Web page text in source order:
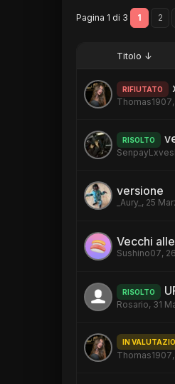
Pagina 1 di 3 1 2
Titolo ↓
RIFIUTATO
Thomas1907,
RISOLTO
versione
_Aury_ , 25
Vecchi
Sushino07,
RISOLTO
Rosario, 31
IN
Thomas1907,